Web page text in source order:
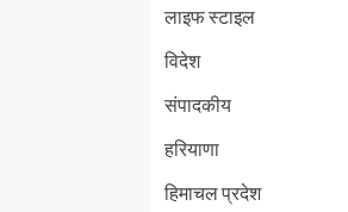
लाइफ स्टाइल
विदेश
संपादकीय
हरियाणा
हिमाचल प्रदेश